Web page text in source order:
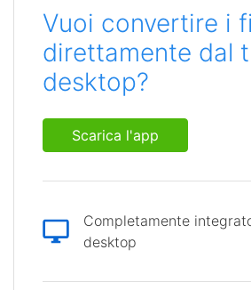
Vuoi convertire i
direttamente dal
desktop?
Scarica l'app
Completamente
desktop